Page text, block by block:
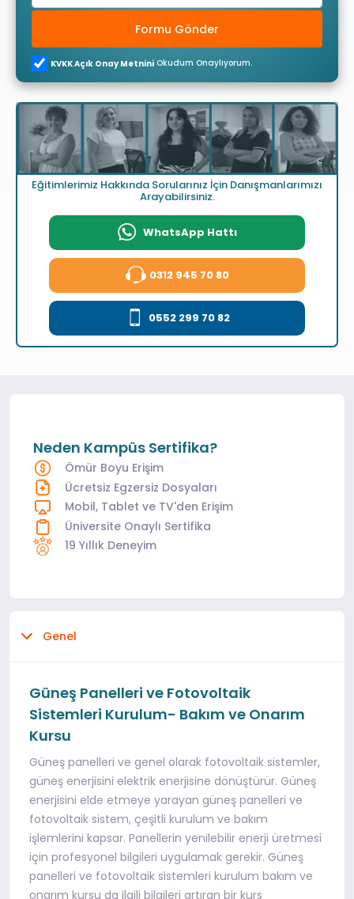
Formu Gönder
KVKK Açık Onay Metnini Okudum Onaylıyorum.
Eğitimlerimiz Hakkında Sorularınız İçin Danışmanlarımızı
Arayabilirsiniz.
WhatsApp Hattı
0312 945 70 80
0552 299 70 82
Neden Kampüs Sertifika?
Ömür Boyu Erişim
Ücretsiz Egzersiz Dosyaları
Mobil, Tablet ve TV'den Erişim
Üniversite Onaylı Sertifika
19 Yıllık Deneyim
Genel
Güneş Panelleri ve Fotovoltaik
Sistemleri Kurulum- Bakım ve Onarım
Kursu
Güneş panelleri ve genel olarak fotovoltaik sistemler,
güneş enerjisini elektrik enerjisine dönüştürür. Güneş
enerjisini elde etmeye yarayan güneş panelleri ve
fotovoltaik sistem, çeşitli kurulum ve bakım
işlemlerini kapsar. Panellerin yenilebilir enerji üretmesi
için profesyonel bilgileri uygulamak gerekir. Güneş
panelleri ve fotovoltaik sistemleri kurulum bakım ve
onarım kursu da ilgili bilgileri artıran bir kurs